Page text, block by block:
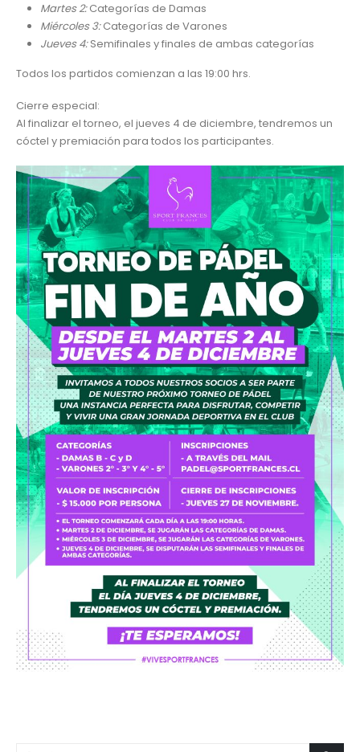
Martes 2:Categorías de Damas
Miércoles 3:Categorías de Varones
Jueves 4:Semifinales y finales de ambas categorías
Todos los partidos comienzan a las 19:00 hrs.
Cierre especial:
Al finalizar el torneo, el jueves 4 de diciembre, tendremos un
cóctel y premiación para todos los participantes.